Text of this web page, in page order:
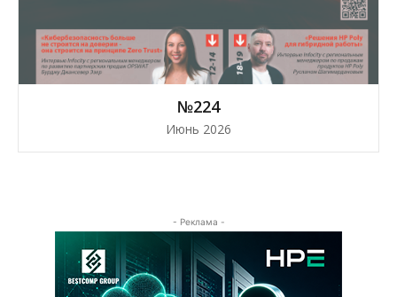
№224
Июнь 2026
- Реклама -